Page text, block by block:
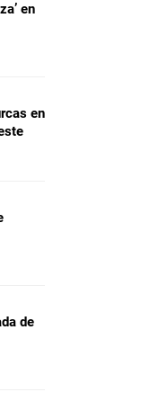
en
en
de